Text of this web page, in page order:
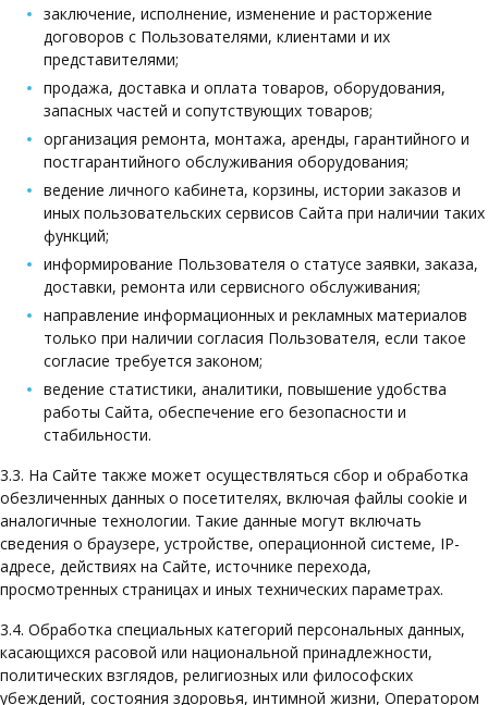
заключение, исполнение, изменение и расторжение
договоров с Пользователями, клиентами и их
представителями;
продажа, доставка и оплата товаров, оборудования,
запасных частей и сопутствующих товаров;
организация ремонта, монтажа, аренды, гарантийного и
постгарантийного обслуживания оборудования;
ведение личного кабинета, корзины, истории заказов и
иных пользовательских сервисов Сайта при наличии таких
функций;
информирование Пользователя о статусе заявки, заказа,
доставки, ремонта или сервисного обслуживания;
направление информационных и рекламных материалов
только при наличии согласия Пользователя, если такое
согласие требуется законом;
ведение статистики, аналитики, повышение удобства
работы Сайта, обеспечение его безопасности и
стабильности.
3.3. На Сайте также может осуществляться сбор и обработка
обезличенных данных о посетителях, включая файлы cookie и
аналогичные технологии. Такие данные могут включать
сведения о браузере, устройстве, операционной системе, IP-
адресе, действиях на Сайте, источнике перехода,
просмотренных страницах и иных технических параметрах.
3.4. Обработка специальных категорий персональных данных,
касающихся расовой или национальной принадлежности,
политических взглядов, религиозных или философских
убеждений, состояния здоровья, интимной жизни, Оператором